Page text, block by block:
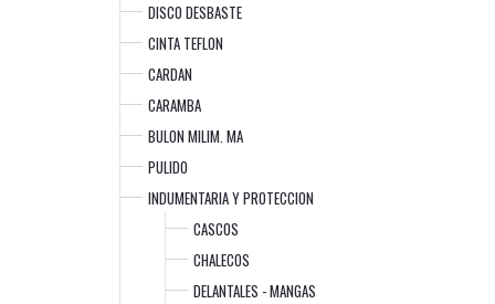
DISCO DESBASTE
CINTA TEFLON
CARDAN
CARAMBA
BULON MILIM. MA
PULIDO
INDUMENTARIA Y PROTECCION
CASCOS
CHALECOS
DELANTALES - MANGAS